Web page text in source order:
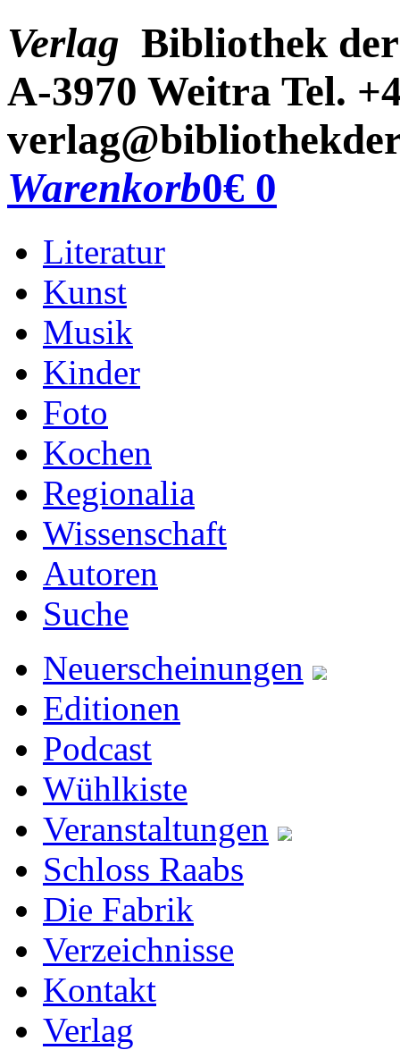
Verlag Bibliothek
A-3970 Weitra Tel.
Warenkorb0€ 0
Literatur
Kunst
Musik
Kinder
Foto
Kochen
Regionalia
Wissenschaft
Autoren
Suche
Neuerscheinungen
Editionen
Podcast
Wühlkiste
Veranstaltungen
Schloss Raabs
Die Fabrik
Verzeichnisse
Kontakt
Verlag